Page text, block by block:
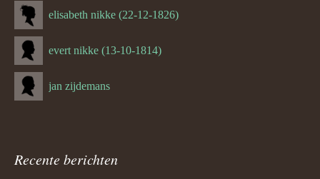
elisabeth nikke (22-12-1826)
evert nikke (13-10-1814)
jan zijdemans
Recente berichten